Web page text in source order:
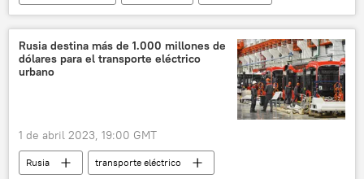
Volodímir Zelenski
Emmanuel Macron
Rusia destina más de 1.000 millones de
dólares para el transporte eléctrico
urbano
1 de abril 2023, 19:00 GMT
Rusia transporte eléctrico